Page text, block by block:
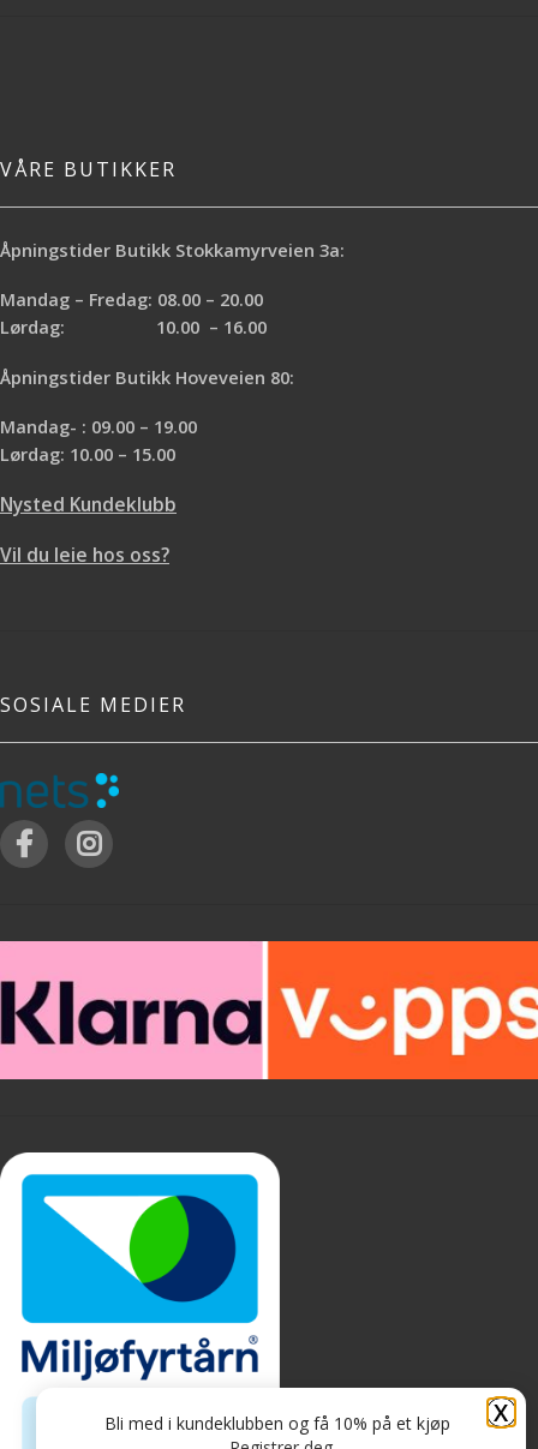
VÅRE BUTIKKER
Åpningstider Butikk Stokkamyrveien 3a:
Mandag – Fredag: 08.00 – 20.00
Lørdag: 10.00 – 16.00
Åpningstider Butikk Hoveveien 80:
Mandag- : 09.00 – 19.00
Lørdag: 10.00 – 15.00
Nysted Kundeklubb
Vil du leie hos oss?
SOSIALE MEDIER
X
Bli med i kundeklubben og få 10% på et kjøp